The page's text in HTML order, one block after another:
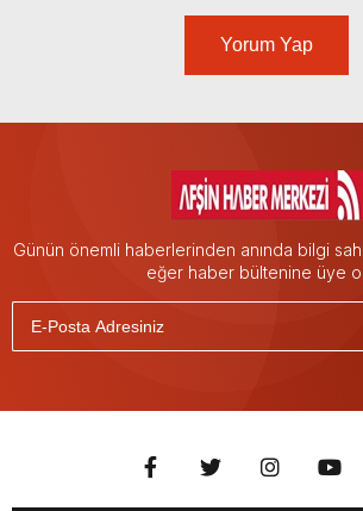
Yorum Yap
Günün önemli haberlerinden anında bilgi
eğer haber bültenine üye